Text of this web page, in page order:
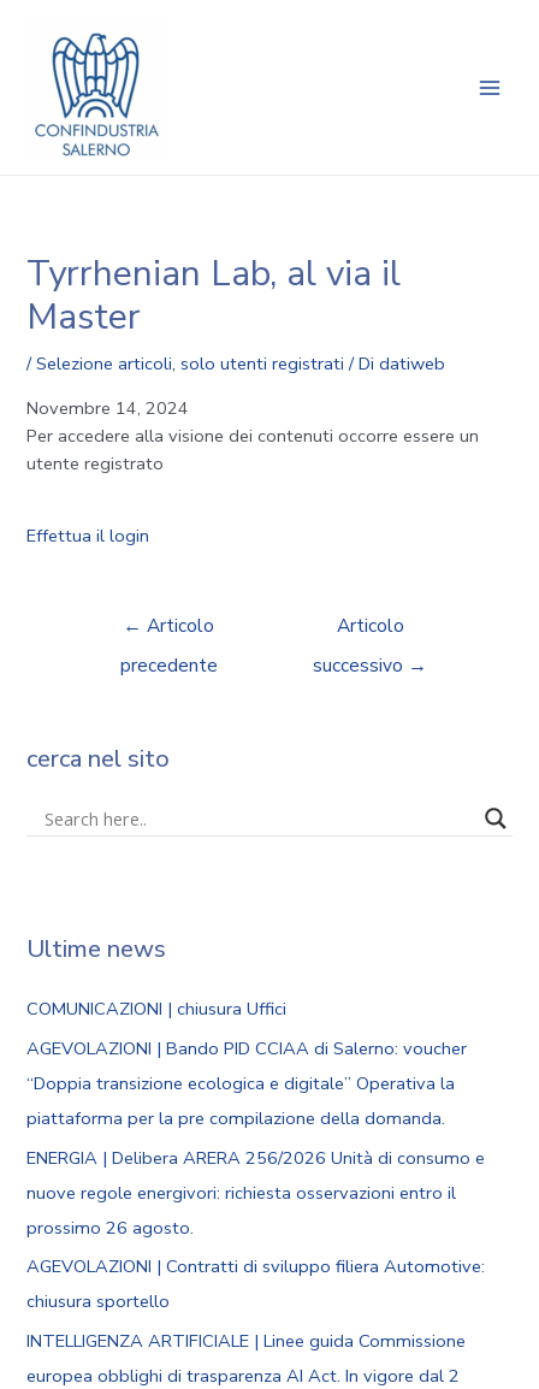
contenuto
Tyrrhenian Lab, al via il
Master
/Selezione articoli,solo utenti registrati / Didatiweb
Novembre 14, 2024
Per accedere alla visione dei contenuti occorre essere un
utente registrato
Effettua il login
articoli
← Articolo
precedente
Articolo
successivo →
cerca nel sito
Ultime news
COMUNICAZIONI | chiusura Uffici
AGEVOLAZIONI | Bando PID CCIAA di Salerno: voucher
“Doppia transizione ecologica e digitale” Operativa la
piattaforma per la pre compilazione della domanda.
ENERGIA | Delibera ARERA 256/2026 Unità di consumo e
nuove regole energivori: richiesta osservazioni entro il
prossimo 26 agosto.
AGEVOLAZIONI | Contratti di sviluppo filiera Automotive:
chiusura sportello
INTELLIGENZA ARTIFICIALE | Linee guida Commissione
europea obblighi di trasparenza AI Act. In vigore dal 2